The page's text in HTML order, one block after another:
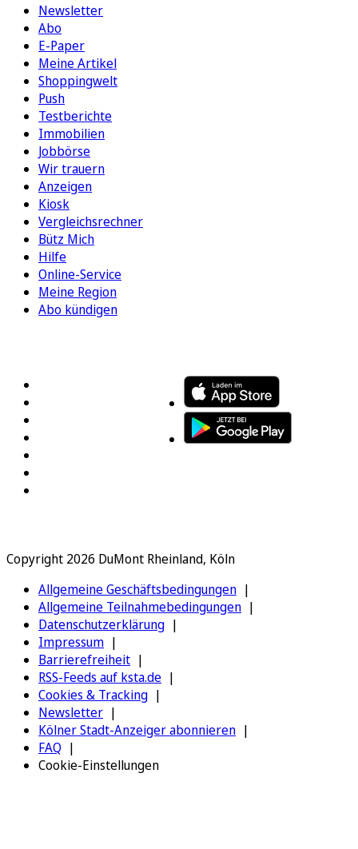
Newsletter
Abo
E-Paper
Meine Artikel
Shoppingwelt
Push
Testberichte
Immobilien
Jobbörse
Wir trauern
Anzeigen
Kiosk
Vergleichsrechner
Bütz Mich
Hilfe
Online-Service
Meine Region
Abo kündigen
Copyright 2026 DuMont Rheinland, Köln
Allgemeine Geschäftsbedingungen
Allgemeine Teilnahmebedingungen
Datenschutzerklärung
Impressum
Barrierefreiheit
RSS-Feeds auf ksta.de
Cookies & Tracking
Newsletter
Kölner Stadt-Anzeiger abonnieren
FAQ
Cookie-Einstellungen